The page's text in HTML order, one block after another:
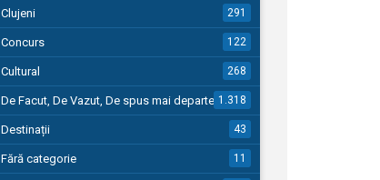
Clujeni 291
Concurs 122
Cultural 268
De Facut, De Vazut, De spus mai departe…1.318
Destinații 43
Fără categorie 11